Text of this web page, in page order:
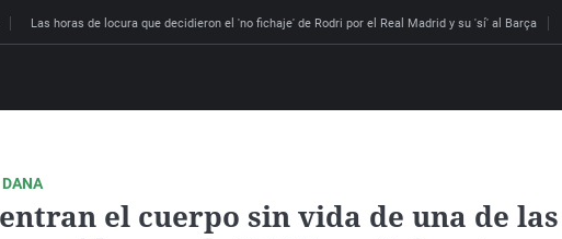
Las horas de locura que decidieron el 'no fichaje' de Rodri por el Real Madrid y su 'sí' al Barça
el cuerpo sin vida de una de